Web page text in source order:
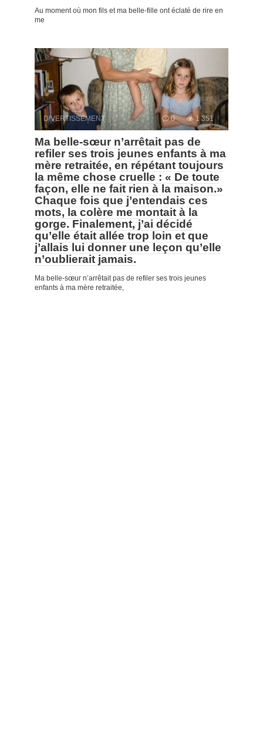
Au moment où mon fils et ma belle-fille ont éclaté de rire en
me
DIVERTISSEMENT 0 1 351
Ma belle-sœur n’arrêtait pas de
refiler ses trois jeunes enfants à ma
mère retraitée, en répétant toujours
la même chose cruelle : « De toute
façon, elle ne fait rien à la maison.»
Chaque fois que j’entendais ces
mots, la colère me montait à la
gorge. Finalement, j’ai décidé
qu’elle était allée trop loin et que
j’allais lui donner une leçon qu’elle
n’oublierait jamais.
Ma belle-sœur n’arrêtait pas de refiler ses trois jeunes
enfants à ma mère retraitée,